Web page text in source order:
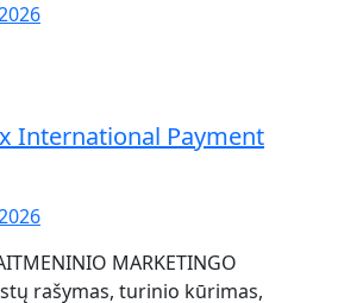
International Payment
MARKETINGO
rašymas, turinio kūrimas,